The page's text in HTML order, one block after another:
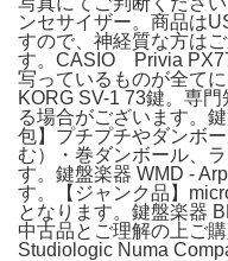
ンセサイザー。商品は
すので、神経質な方は
す。CASIO Privia
写っているものが全て
KORG SV-1 73鍵。専
る場合がございます。
包】プチプチやダンボ
む）・巻ダンボール、
す。鍵盤楽器 WMD -
す。【ジャンク品】
となります。鍵盤楽器
中古品とご理解の上ご
Studiologic Numa